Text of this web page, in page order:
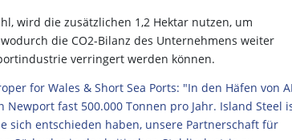
wird die zusätzlichen 1,2 Hektar nutzen, um
die CO2-Bilanz des Unternehmens weiter
verringert werden können.
for Wales & Short Sea Ports: "In den Häfen von
fast 500.000 Tonnen pro Jahr. Island Steel
sich entschieden haben, unsere Partnerschaft für